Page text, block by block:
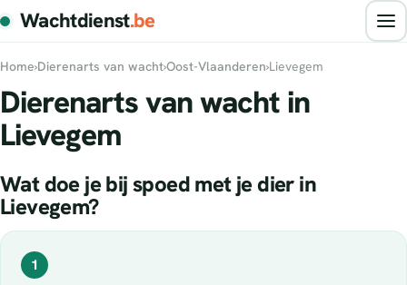
Wachtdienst.be
Home›Dierenarts van wacht›Oost-Vlaanderen›Lievegem
Dierenarts van wacht in
Lievegem
Wat doe je bij spoed met je dier in
Lievegem?
1